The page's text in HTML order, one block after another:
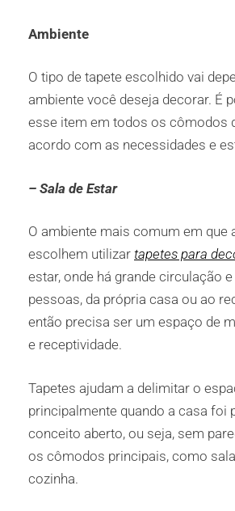
Ambiente
O tipo de tapete escolhido vai
ambiente você deseja decorar. É
esse item em todos os cômodos
acordo com as necessidades e
– Sala de Estar
O ambiente mais comum em que
escolhem utilizar tapetes para
estar, onde há grande circulação
pessoas, da própria casa ou ao
então precisa ser um espaço de
e receptividade.
Tapetes ajudam a delimitar o
principalmente quando a casa foi
conceito aberto, ou seja, sem
os cômodos principais, como
cozinha.